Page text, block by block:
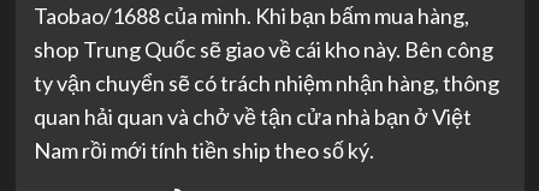
Taobao/1688 của mình. Khi bạn bấm mua hàng,
shop Trung Quốc sẽ giao về cái kho này. Bên công
ty vận chuyển sẽ có trách nhiệm nhận hàng, thông
quan hải quan và chở về tận cửa nhà bạn ở Việt
Nam rồi mới tính tiền ship theo số ký.